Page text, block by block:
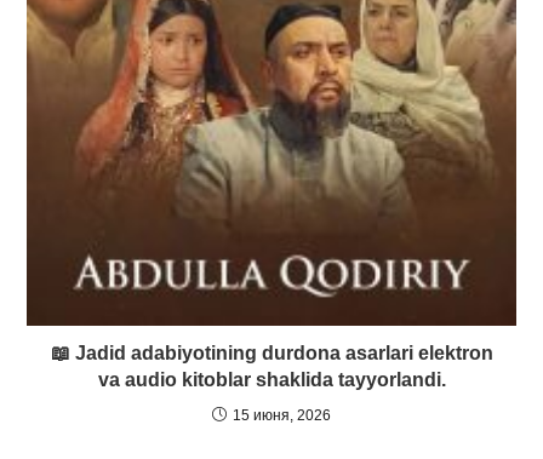
📖 Jadid adabiyotining durdona asarlari elektron
va audio kitoblar shaklida tayyorlandi.
15 июня, 2026